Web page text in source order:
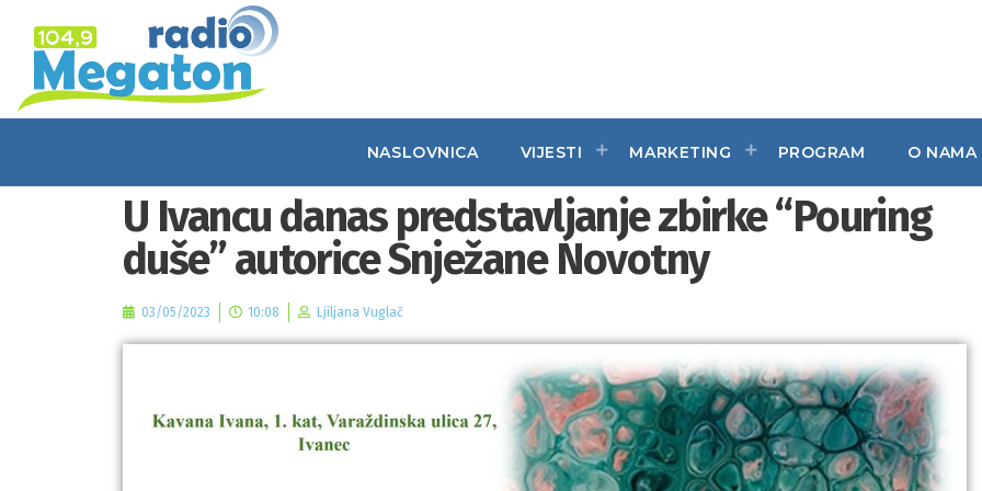
NASLOVNICA VIJESTI MARKETING PROGRAM O NAMA
U Ivancu danas predstavljanje zbirke “Pouring
duše” autorice Snježane Novotny
03/05/2023 10:08 Ljiljana Vuglač